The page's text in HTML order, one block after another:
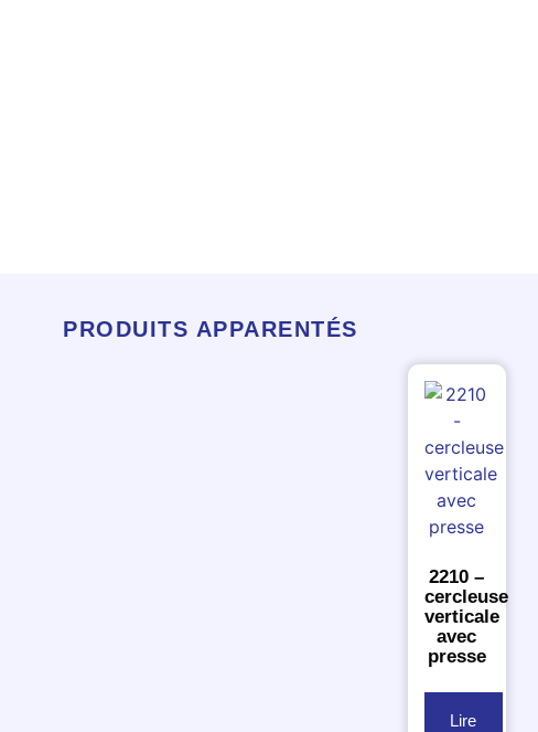
PRODUITS APPARENTÉS
2210 –
cercleuse
verticale
avec
presse
Lire